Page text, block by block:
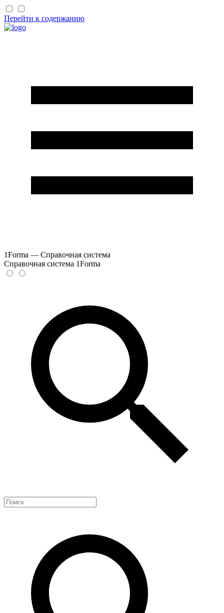
Перейти к содержанию
1Forma — Справочная система
Справочная система 1Forma